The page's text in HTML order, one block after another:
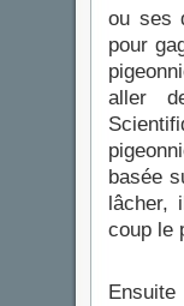
ou ses
pour
aller
basée
lâcher,
coup le